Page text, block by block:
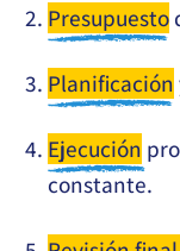
Presupuesto
Planificación
Ejecución
constante.